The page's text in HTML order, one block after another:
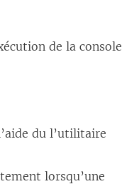
de la console
du l’utilitaire
lorsqu’une